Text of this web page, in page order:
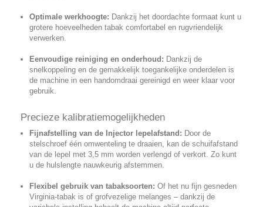
Optimale werkhoogte: Dankzij het doordachte formaat kunt u
grotere hoeveelheden tabak comfortabel en rugvriendelijk
verwerken.
Eenvoudige reiniging en onderhoud: Dankzij de
snelkoppeling en de gemakkelijk toegankelijke onderdelen is
de machine in een handomdraai gereinigd en weer klaar voor
gebruik.
Precieze kalibratiemogelijkheden
Fijnafstelling van de Injector lepelafstand: Door de
stelschroef één omwenteling te draaien, kan de schuifafstand
van de lepel met 3,5 mm worden verlengd of verkort. Zo kunt
u de hulslengte nauwkeurig afstemmen.
Flexibel gebruik van tabaksoorten: Of het nu fijn gesneden
Virginia-tabak is of grofvezelige melanges – dankzij de